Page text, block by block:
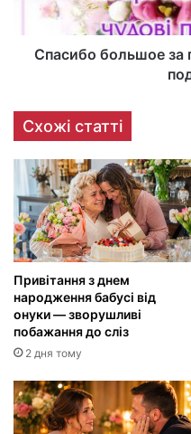
Спасибо большое за
Схожі статті
Привітання з днем
народження бабусі від
онуки — зворушливі
побажання до сліз
2 дня тому